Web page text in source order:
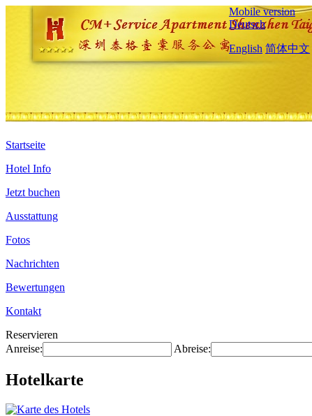
Mobile version
Deutsch
English 简体中文
Startseite
Hotel Info
Jetzt buchen
Ausstattung
Fotos
Nachrichten
Bewertungen
Kontakt
Reservieren
Anreise:
Abreise:
Hotelkarte